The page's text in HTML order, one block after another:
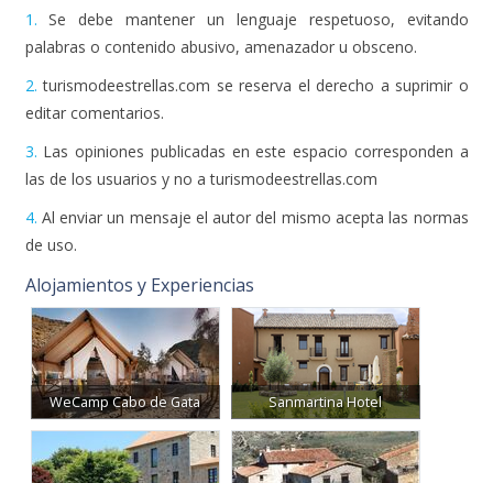
1. Se debe mantener un lenguaje respetuoso, evitando
palabras o contenido abusivo, amenazador u obsceno.
2. turismodeestrellas.com se reserva el derecho a suprimir o
editar comentarios.
3. Las opiniones publicadas en este espacio corresponden a
las de los usuarios y no a turismodeestrellas.com
4. Al enviar un mensaje el autor del mismo acepta las normas
de uso.
Alojamientos y Experiencias
WeCamp Cabo de Gata Sanmartina Hotel